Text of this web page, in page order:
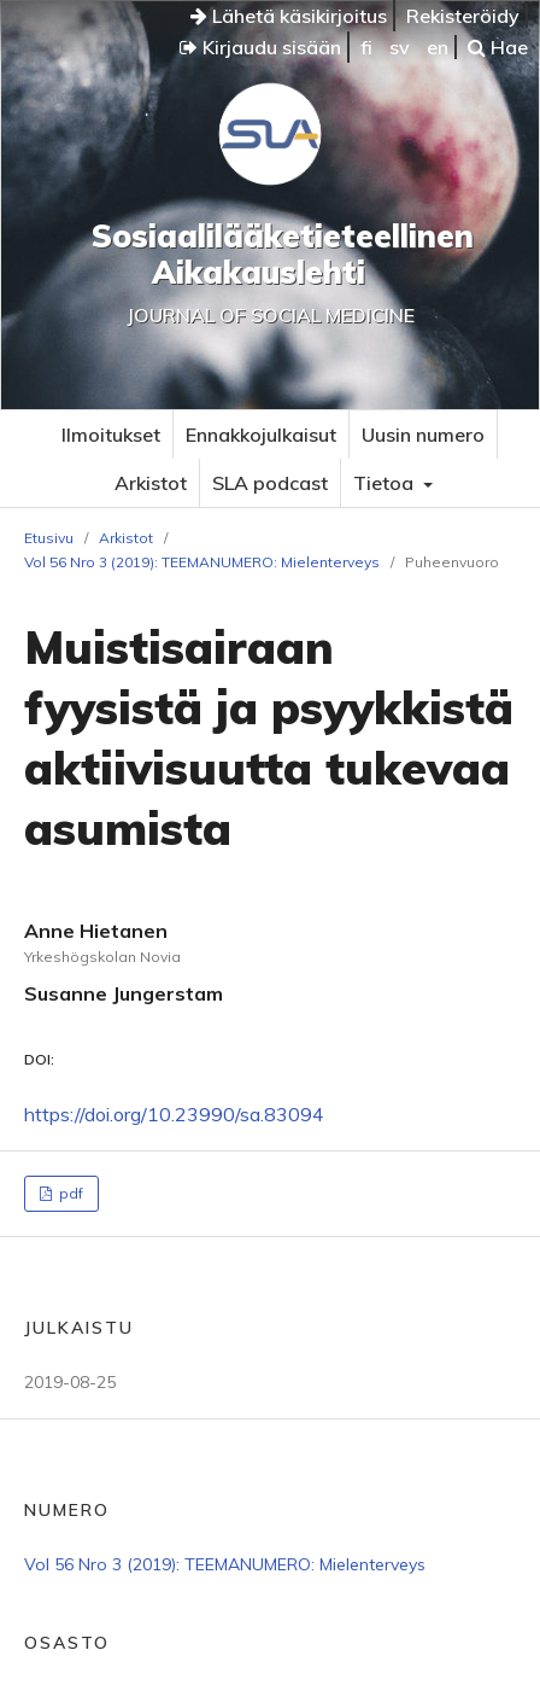
Lähetä käsikirjoitus
Rekisteröidy
Kirjaudu sisään
fi sv en Hae
Sosiaalilääketieteellinen
Aikakauslehti
JOURNAL OF SOCIAL MEDICINE
Ilmoitukset Ennakkojulkaisut
Uusin numero
Arkistot
SLA podcast Tietoa
Etusivu / Arkistot /
Vol 56 Nro 3 (2019): TEEMANUMERO: Mielenterveys
/ Puheenvuoro
Muistisairaan
fyysistä ja psyykkistä
aktiivisuutta tukevaa
asumista
Anne Hietanen
Yrkeshögskolan Novia
Susanne Jungerstam
DOI:
https://doi.org/10.23990/sa.83094
pdf
JULKAISTU
2019-08-25
NUMERO
Vol 56 Nro 3 (2019): TEEMANUMERO: Mielenterveys
OSASTO